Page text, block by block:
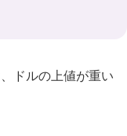
ドルの上値が重い